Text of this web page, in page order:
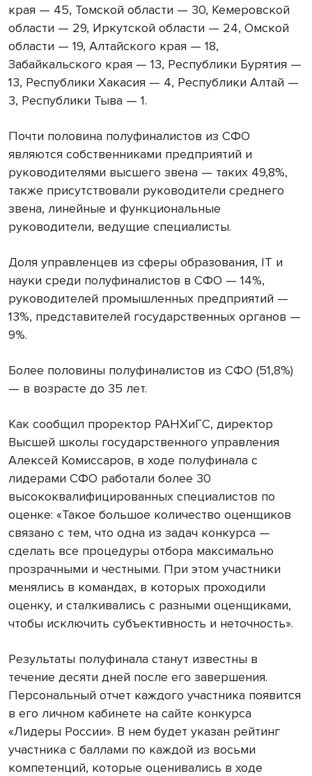
края — 45, Томской области — 30, Кемеровской
области — 29, Иркутской области — 24, Омской
области — 19, Алтайского края — 18,
Забайкальского края — 13, Республики Бурятия —
13, Республики Хакасия — 4, Республики Алтай —
3, Республики Тыва — 1.
Почти половина полуфиналистов из СФО
являются собственниками предприятий и
руководителями высшего звена — таких 49,8%,
также присутствовали руководители среднего
звена, линейные и функциональные
руководители, ведущие специалисты.
Доля управленцев из сферы образования, IT и
науки среди полуфиналистов в СФО — 14%,
руководителей промышленных предприятий —
13%, представителей государственных органов —
9%.
Более половины полуфиналистов из СФО (51,8%)
— в возрасте до 35 лет.
Как сообщил проректор РАНХиГС, директор
Высшей школы государственного управления
Алексей Комиссаров, в ходе полуфинала с
лидерами СФО работали более 30
высококвалифицированных специалистов по
оценке: «Такое большое количество оценщиков
связано с тем, что одна из задач конкурса —
сделать все процедуры отбора максимально
прозрачными и честными. При этом участники
менялись в командах, в которых проходили
оценку, и сталкивались с разными оценщиками,
чтобы исключить субъективность и неточность».
Результаты полуфинала станут известны в
течение десяти дней после его завершения.
Персональный отчет каждого участника появится
в его личном кабинете на сайте конкурса
«Лидеры России». В нем будет указан рейтинг
участника с баллами по каждой из восьми
компетенций, которые оценивались в ходе